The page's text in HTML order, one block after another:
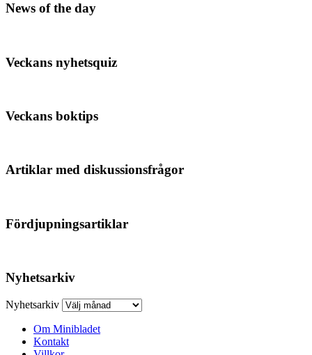
News of the day
Veckans nyhetsquiz
Veckans boktips
Artiklar med diskussionsfrågor
Fördjupningsartiklar
Nyhetsarkiv
Nyhetsarkiv
Om Minibladet
Kontakt